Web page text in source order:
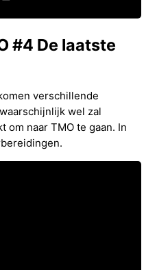
#4 De laatste
verschillende
wel zal
om naar TMO te gaan. In